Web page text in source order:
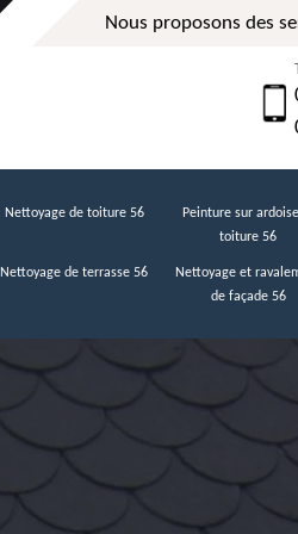
Nous proposons des
Nettoyage de toiture 56
Peinture sur
toiture 56
Nettoyage de terrasse 56
Nettoyage et
de façade 56